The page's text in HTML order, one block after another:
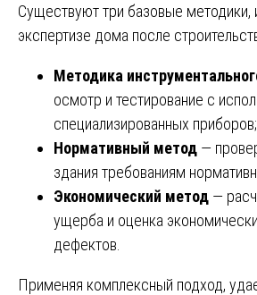
Существуют три базовые методики,
экспертизе дома после
Методика
осмотр и тестирование с
специализированных приборов;
Нормативный метод —
здания требованиям
Экономический метод —
ущерба и оценка
дефектов.
Применяя комплексный подход,